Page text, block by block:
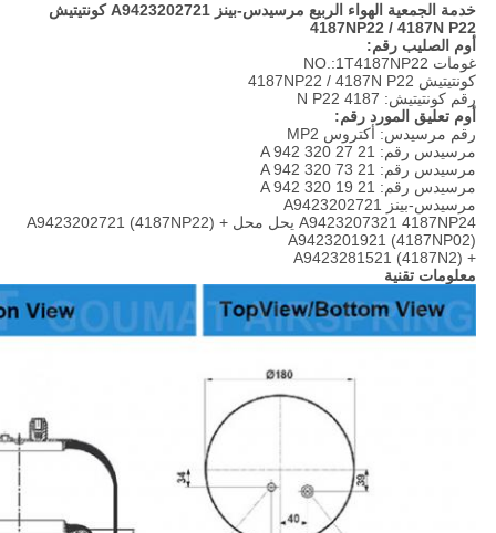
خدمة الجمعية الهواء الربيع مرسيدس-بينز A9423202721 كونتيتيش
4187NP22 / 4187N P22
أوم الصليب رقم:
غومات NO.:1T4187NP22
كونتيتيش 4187NP22 / 4187N P22
رقم كونتيتيش: 4187 N P22
أوم تعليق المورد رقم:
رقم مرسيدس: أكتروس MP2
مرسيدس رقم: A 942 320 27 21
مرسيدس رقم: A 942 320 73 21
مرسيدس رقم: A 942 320 19 21
مرسيدس-بينز A9423202721
A9423207321 4187NP24 يحل محل A9423202721 (4187NP22) +
A9423201921 (4187NP02)
+ A9423281521 (4187N2)
معلومات تقنية